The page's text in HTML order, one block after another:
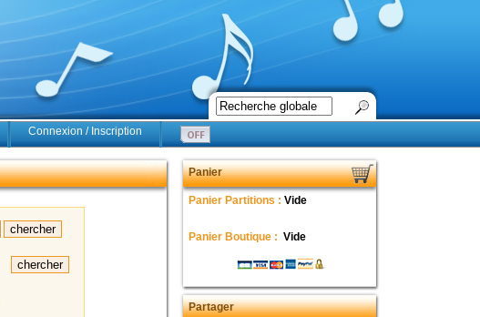
Connexion / Inscription
Panier
Panier Partitions : Vide
Panier Boutique : Vide
Partager